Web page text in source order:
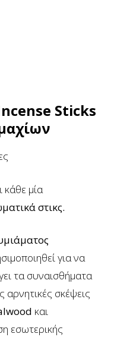
Sticks
κάθε μία
στικς.
για να
τα συναισθήματα
αρνητικές σκέψεις
και
εσωτερικής